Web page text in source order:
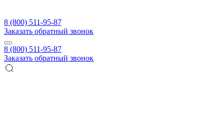
8 (800) 511-95-87
Заказать обратный звонок
8 (800) 511-95-87
Заказать обратный звонок